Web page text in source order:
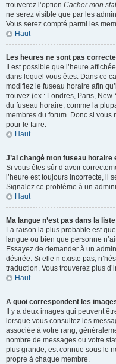
trouverez l’option Cacher mon
ne serez visible que par les
Vous serez compté parmi les
Haut
Les heures ne sont pas
Il est possible que l’heure
dans lequel vous êtes. Dans ce
modifiez le fuseau horaire afin
trouvez (ex : Londres, Paris, New
du fuseau horaire, comme la
membres du forum. Donc si vous
pour le faire.
Haut
J’ai changé mon fuseau
Si vous êtes sûr d’avoir
l’heure est toujours incorrecte, il
Signalez ce problème à un
Haut
Ma langue n’est pas dans la
La raison la plus probable est
langue ou bien que personne
Essayez de demander à un
désirée. Si elle n’existe pas,
traduction. Vous trouverez plus
Haut
A quoi correspondent les
Il y a deux images qui peuvent
lorsque vous consultez les
associée à votre rang,
nombre de messages ou votre
plus grande, est connue sous le
propre à chaque membre.